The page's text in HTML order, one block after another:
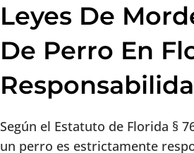
Leyes De
De Perro En
Según el Estatuto de Florida §
un perro es estrictamente